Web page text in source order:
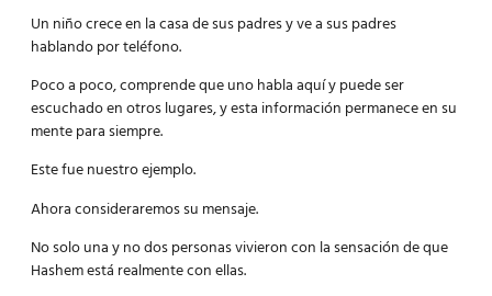
Un niño crece en la casa de sus padres y ve a sus padres
hablando por teléfono.
Poco a poco, comprende que uno habla aquí y puede ser
escuchado en otros lugares, y esta información permanece en su
mente para siempre.
Este fue nuestro ejemplo.
Ahora consideraremos su mensaje.
No solo una y no dos personas vivieron con la sensación de que
Hashem está realmente con ellas.